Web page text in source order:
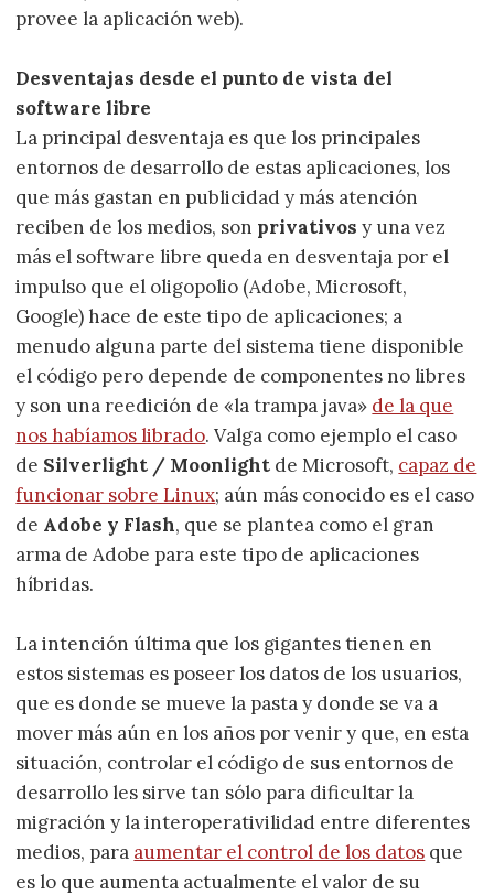
provee la aplicación web).
Desventajas desde el punto de vista del
software libre
La principal desventaja es que los principales
entornos de desarrollo de estas aplicaciones, los
que más gastan en publicidad y más atención
reciben de los medios, son privativos y una vez
más el software libre queda en desventaja por el
impulso que el oligopolio (Adobe, Microsoft,
Google) hace de este tipo de aplicaciones; a
menudo alguna parte del sistema tiene disponible
el código pero depende de componentes no libres
y son una reedición de «la trampa java» de la que
nos habíamos librado. Valga como ejemplo el caso
de Silverlight / Moonlight de Microsoft, capaz de
funcionar sobre Linux; aún más conocido es el caso
de Adobe y Flash, que se plantea como el gran
arma de Adobe para este tipo de aplicaciones
híbridas.
La intención última que los gigantes tienen en
estos sistemas es poseer los datos de los usuarios,
que es donde se mueve la pasta y donde se va a
mover más aún en los años por venir y que, en esta
situación, controlar el código de sus entornos de
desarrollo les sirve tan sólo para dificultar la
migración y la interoperativilidad entre diferentes
medios, para aumentar el control de los datos que
es lo que aumenta actualmente el valor de su